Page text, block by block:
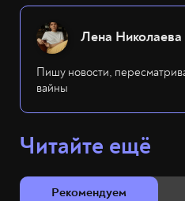
Лена Николаева
Пишу новости,
вайны
Читайте ещё
Рекомендуем